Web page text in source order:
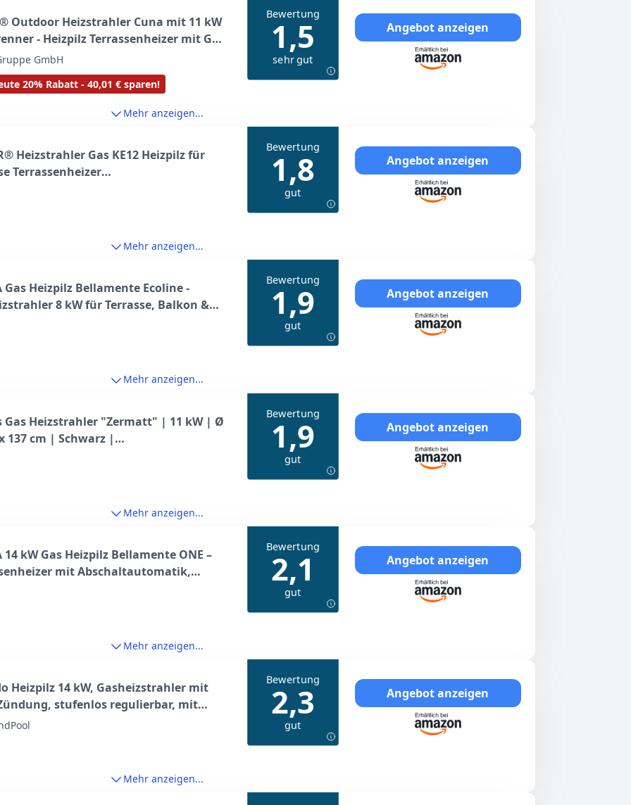
Outdoor Heizstrahler Cuna mit 11 kW
- Heizpilz Terrassenheizer mit Gas
Balkon und Garten - für 5 und 11
GmbH
20% Rabatt - 40,01 € sparen!
Bewertung
1,5
sehr gut
Angebot anzeigen
Mehr anzeigen...
Heizstrahler Gas KE12 Heizpilz für
Terrassenheizer
Freiluftheizung 10 kW
Bewertung
1,8
gut
Angebot anzeigen
Mehr anzeigen...
Gas Heizpilz Bellamente Ecoline -
8 kW für Terrasse, Balkon &
sparsam ca. 0, 57 kg/h,
Bewertung
1,9
gut
Angebot anzeigen
Mehr anzeigen...
Gas Heizstrahler "Zermatt" | 11 kW | Ø
137 cm | Schwarz |
außen,
Bewertung
1,9
gut
Angebot anzeigen
Mehr anzeigen...
14 kW Gas Heizpilz Bellamente ONE –
mit Abschaltautomatik,
Gasheizstrahler für außen,
Bewertung
2,1
gut
Angebot anzeigen
Mehr anzeigen...
Heizpilz 14 kW, Gasheizstrahler mit
stufenlos regulierbar, mit
und Umkippsicherung, für Terrasse,
Bewertung
2,3
gut
Angebot anzeigen
Mehr anzeigen...